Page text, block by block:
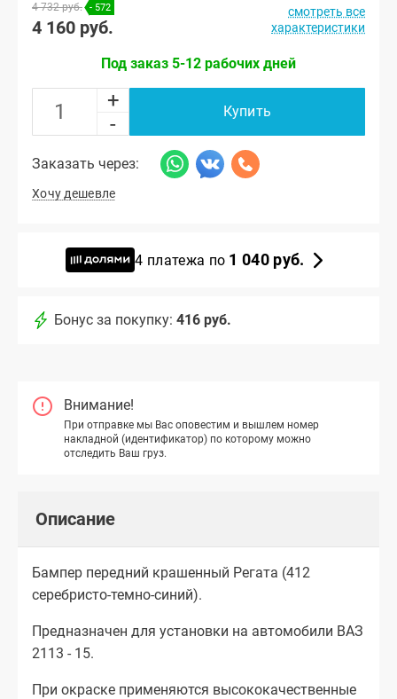
4 732 руб. - 572
4 160 руб.
смотреть все
характеристики
Под заказ 5-12 рабочих дней
+
-
Купить
Заказать через:
Хочу дешевле
4 платежа по 1 040 руб.
Бонус за покупку: 416 руб.
Внимание!
При отправке мы Вас оповестим и вышлем номер
накладной (идентификатор) по которому можно
отследить Ваш груз.
Описание
Бампер передний крашенный Регата (412
серебристо-темно-синий).
Предназначен для установки на автомобили ВАЗ
2113 - 15.
При окраске применяются высококачественные